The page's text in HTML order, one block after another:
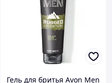
Гель для бритья Avon Men